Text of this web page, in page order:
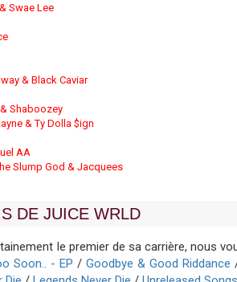
Swae Lee
& Black Caviar
Shaboozey
& Ty Dolla $ign
AA
Slump God & Jacquees
DE JUICE WRLD
le premier de sa carrière, nous
Soon.. - EP / Goodbye & Good Riddance